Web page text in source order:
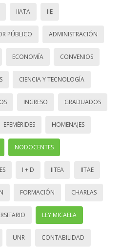
IIATA IIE
PÚBLICO ADMINISTRACIÓN
ECONOMÍA CONVENIOS
CIENCIA Y TECNOLOGÍA
INGRESO GRADUADOS
EFEMÉRIDES HOMENAJES
NODOCENTES
I + D IITEA IITAE
FORMACIÓN CHARLAS
LEY MICAELA
UNR CONTABILIDAD